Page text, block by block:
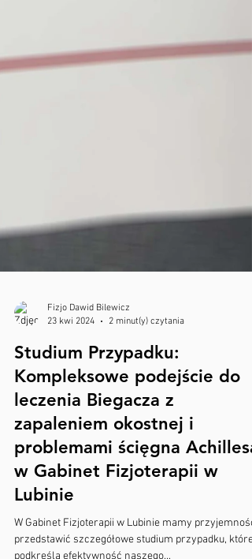
Fizjo Dawid Bilewicz
2 minut(y) czytania
Studium Przypadku:
Kompleksowe podejście do
leczenia Biegacza z
zapaleniem okostnej i
problemami ścięgna Achillesa
w Gabinet Fizjoterapii w
Lubinie